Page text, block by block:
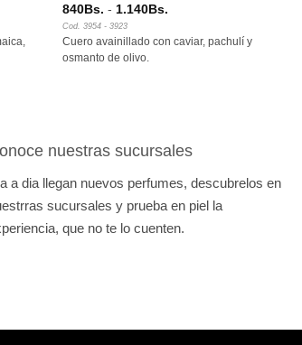
840Bs. - 1.140Bs.
desde
Cod. 3954 - 3923
Cuero avainillado con caviar, pachulí y
osmanto de olivo.
nuestras sucursales
a dia llegan nuevos perfumes, descubrelos en
sucursales y prueba en piel la
que no te lo cuenten.